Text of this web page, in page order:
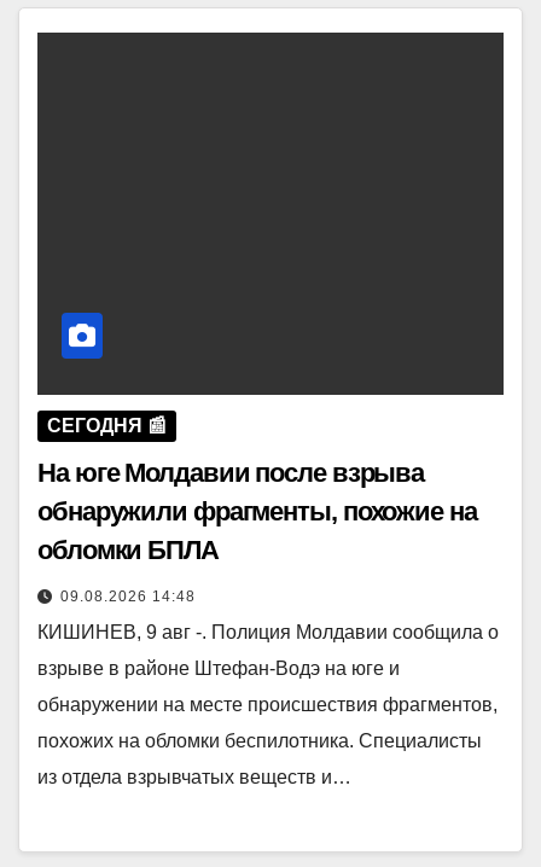
СЕГОДНЯ 📰
На юге Молдавии после взрыва
обнаружили фрагменты, похожие на
обломки БПЛА
09.08.2026 14:48
КИШИНЕВ, 9 авг -. Полиция Молдавии сообщила о
взрыве в районе Штефан-Водэ на юге и
обнаружении на месте происшествия фрагментов,
похожих на обломки беспилотника. Специалисты
из отдела взрывчатых веществ и…